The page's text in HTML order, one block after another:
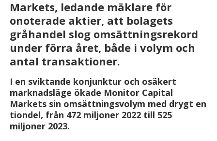
Markets, ledande mäklare för
onoterade aktier, att bolagets
gråhandel slog omsättningsrekord
under förra året, både i volym och
antal transaktioner.
I en sviktande konjunktur och osäkert
marknadsläge ökade Monitor Capital
Markets sin omsättningsvolym med drygt en
tiondel, från 472 miljoner 2022 till 525
miljoner 2023.